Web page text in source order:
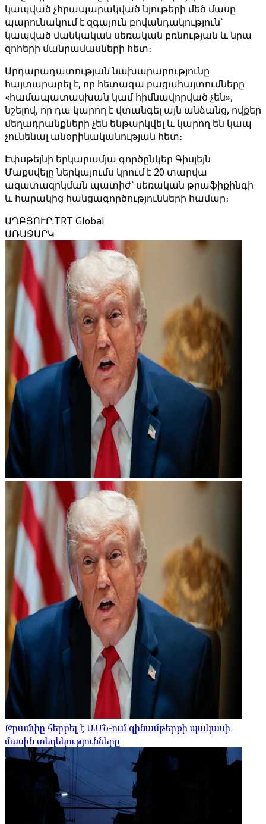
կապված չհրապարակված նյութերի մեծ մասը
պարունակում է զգայուն բովանդակություն՝
կապված մանկական սեռական բռնության և նրա
զոհերի մանրամասների հետ։
Արդարադատության նախարարությունը
հայտարարել է, որ հետագա բացահայտումները
«համապատասխան կամ հիմնավորված չեն»,
նշելով, որ դա կարող է վտանգել այն անձանց, ովքեր
մեղադրանքների չեն ենթարկվել և կարող են կապ
չունենալ անօրինականության հետ։
Էփսթեյնի երկարամյա գործընկեր Գիսլեյն
Մաքսվելը ներկայումս կրում է 20 տարվա
ազատազրկման պատիժ՝ սեռական թրաֆիքինգի
և հարակից հանցագործությունների համար։
ԱՂԲՅՈՒՐ:TRT Global
ԱՌԱՋԱՐԿ
Թրամփը հերքել է ԱՄՆ-ում զինամթերքի պակասի
մասին տեղեկությունները